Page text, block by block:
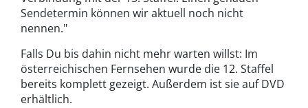
Sendetermin können wir aktuell noch nicht
nennen."
Falls Du bis dahin nicht mehr warten willst: Im
österreichischen Fernsehen wurde die 12. Staffel
bereits komplett gezeigt. Außerdem ist sie auf DVD
erhältlich.